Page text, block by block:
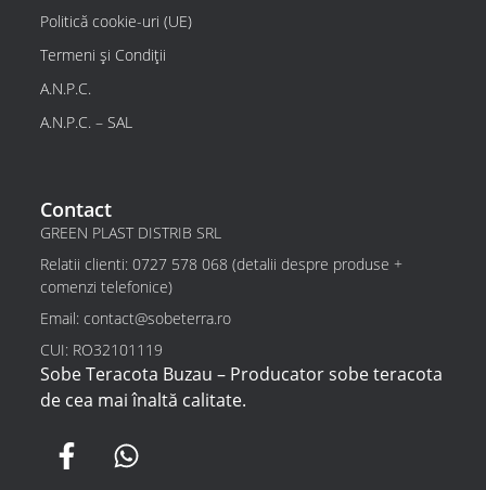
Politică cookie-uri (UE)
Termeni și Condiții
A.N.P.C.
A.N.P.C. – SAL
Contact
GREEN PLAST DISTRIB SRL
Relatii clienti: 0727 578 068 (detalii despre produse +
comenzi telefonice)
Email: contact@sobeterra.ro
CUI: RO32101119
Sobe Teracota Buzau – Producator sobe teracota
de cea mai înaltă calitate.